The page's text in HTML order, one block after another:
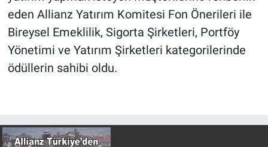
eden Allianz Yatırım Komitesi Fon Önerileri ile
Bireysel Emeklilik, Sigorta Şirketleri, Portföy
Yönetimi ve Yatırım Şirketleri kategorilerinde
ödüllerin sahibi oldu.